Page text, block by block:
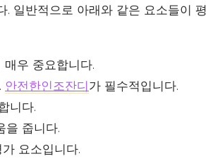
일반적으로 아래와 같은 요소들이 평
우 중요합니다.
안전한인조잔디가 필수적입니다.
니다.
을 줍니다.
요소입니다.